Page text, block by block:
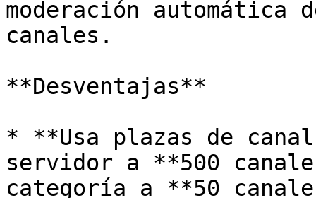
moderación automática
canales.
**Desventajas**
* **Usa plazas de
servidor a **500
categoría a **50